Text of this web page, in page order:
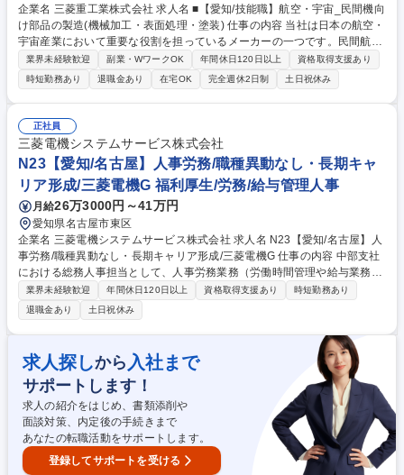
企業名 三菱重工業株式会社 求人名 ■【愛知/技能職】航空・宇宙_民間機向
け部品の製造(機械加工・表面処理・塗装) 仕事の内容 当社は日本の航空・
宇宙産業において重要な役割を担っているメーカーの一つです。民間航空
機市場の需要は拡大しており、増産体制の構築と生産性改善を推進するた
め、製造部門の核となるメンバーを募集します。 ※下記いずれかの専門工
程をお任せ致します。 ■機械加工：超大型NC工作機械を用い、航空宇宙
特有の「難削材」をミクロン単位で精密加工します。■表面加工：航空機
専用の特殊な化学薬品を用い、機体を過酷な環境から守るコーティングを
施します。■塗装：航空機専用の塗料やスプレーガンなど用い、機体の塗
装を行います。■塑性加工・熱処理：大型プレス機での精密な曲げ加工
や、大型炉での熱処理を担当します。 募集職種 ■【愛知/技能職】航空・
宇宙_民間機向け部品の製造(機械加工・表面処理・塗装)
業界未経験歓迎 副業・WワークOK 年間休日120日以上
資格取得支援あり
時短勤務あり
退職金あり 在宅OK 完全週休2日制 土日祝休み
正社員
三菱電機システムサービス株式会社
N23【愛知/名古屋】人事労務/職種異動なし・長期キャ
リア形成/三菱電機G 福利厚生/労務/給与管理人事
月給26万3000円～41万円
愛知県名古屋市東区
企業名 三菱電機システムサービス株式会社 求人名 N23【愛知/名古屋】人
事労務/職種異動なし・長期キャリア形成/三菱電機G 仕事の内容 中部支社
における総務人事担当として、人事労務業務（労働時間管理や給与業務
等）、総務業務（備品管理、社内行事運営、衛生管理等）を幅広くお任せ
します。入社後は現場研修を通じて事業理解を深めて頂きます。 【詳細】
■労務：労働時間管理、入退社手続き、従業員からの相談対応 ■総務：社
宅手配、行政手続き、社屋営繕・備品管理 ■人事：人事考課や昇格試験対
応、採用、派遣社員管理 ■福利厚生：社内行事企画、労働保険更新 ■安全
衛生：法安委員会事務局、車両管理など。 【魅力】経営で最重要である
「人」に対して高い専門性を身につけ、経営に近い立場で業務を行えま
す。 募集職種 N23【愛知/名古屋】人事労務/職種異動なし・長期キャリア
形成/三菱電機G
業界未経験歓迎 年間休日120日以上 資格取得支援あり
時短勤務あり
退職金あり
土日祝休み
求人探しから 入社まで
サポートします！
求人の紹介をはじめ、書類添削や
面談対策、内定後の手続きまで
あなたの転職活動をサポートします。
登録してサポートを受ける